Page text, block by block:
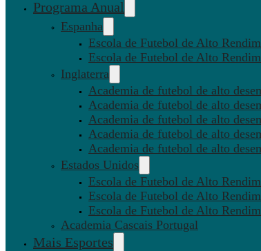
Programa Anual
Espanha
Escola de Futebol de Alto
Escola de Futebol de Alto
Inglaterra
Academia de futebol de alto
Academia de futebol de alto
Academia de futebol de alto
Academia de futebol de alto
Academia de futebol de alto
Estados Unidos
Escola de Futebol de Alto
Escola de Futebol de Alto
Escola de Futebol de Alto
Academia Cascais Portugal
Mais Esportes